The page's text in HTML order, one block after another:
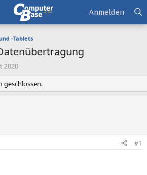
Anmelden
-Tablets
2020
geschlossen.
#1